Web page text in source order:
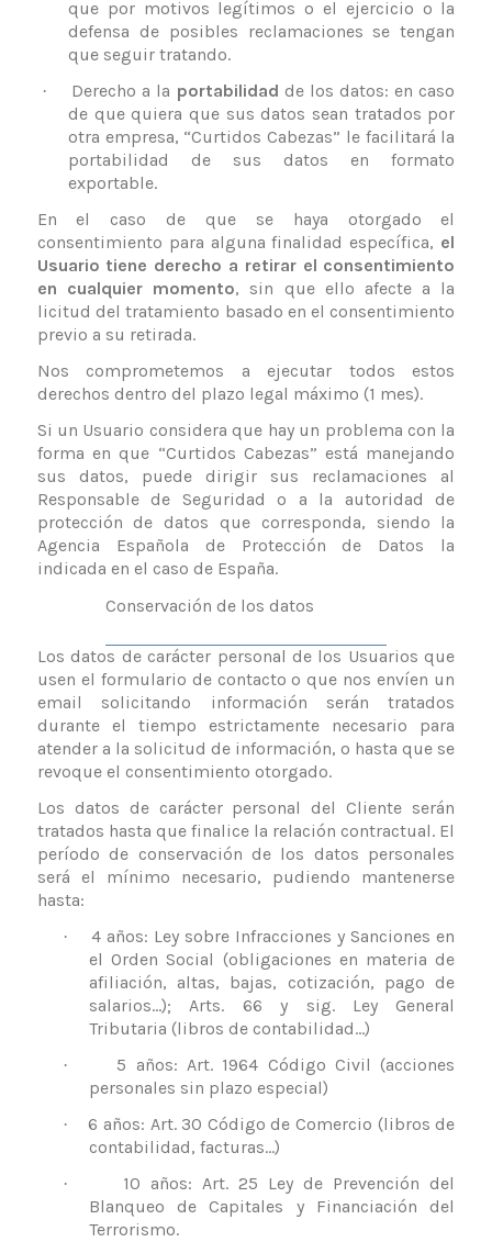
que por motivos legítimos o el ejercicio o la
defensa de posibles reclamaciones se tengan
que seguir tratando.
· Derecho a la portabilidad de los datos: en caso
de que quiera que sus datos sean tratados por
otra empresa, “Curtidos Cabezas” le facilitará la
portabilidad de sus datos en formato
exportable.
En el caso de que se haya otorgado el
consentimiento para alguna finalidad específica, el
Usuario tiene derecho a retirar el consentimiento
en cualquier momento, sin que ello afecte a la
licitud del tratamiento basado en el consentimiento
previo a su retirada.
Nos comprometemos a ejecutar todos estos
derechos dentro del plazo legal máximo (1 mes).
Si un Usuario considera que hay un problema con la
forma en que “Curtidos Cabezas” está manejando
sus datos, puede dirigir sus reclamaciones al
Responsable de Seguridad o a la autoridad de
protección de datos que corresponda, siendo la
Agencia Española de Protección de Datos la
indicada en el caso de España.
Conservación de los datos
Los datos de carácter personal de los Usuarios que
usen el formulario de contacto o que nos envíen un
email solicitando información serán tratados
durante el tiempo estrictamente necesario para
atender a la solicitud de información, o hasta que se
revoque el consentimiento otorgado.
Los datos de carácter personal del Cliente serán
tratados hasta que finalice la relación contractual. El
período de conservación de los datos personales
será el mínimo necesario, pudiendo mantenerse
hasta:
·
4 años: Ley sobre Infracciones y Sanciones en
el Orden Social (obligaciones en materia de
afiliación, altas, bajas, cotización, pago de
salarios…); Arts. 66 y sig. Ley General
Tributaria (libros de contabilidad…)
·
5 años: Art. 1964 Código Civil (acciones
personales sin plazo especial)
·
6 años: Art. 30 Código de Comercio (libros de
contabilidad, facturas…)
·
10 años: Art. 25 Ley de Prevención del
Blanqueo de Capitales y Financiación del
Terrorismo.